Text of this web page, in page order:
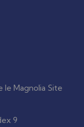
le Magnolia Site
9